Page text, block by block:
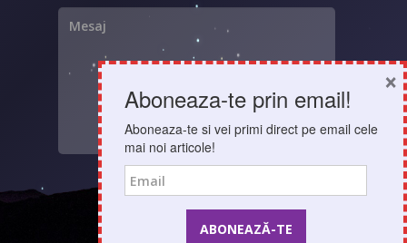
Aboneaza-te prin email!
Aboneaza-te si vei primi direct pe email cele
mai noi articole!
Email
×